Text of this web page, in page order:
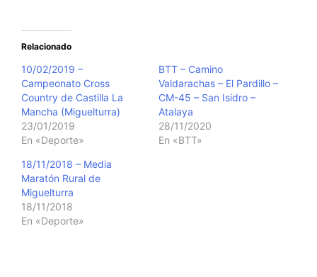
Relacionado
10/02/2019 –
Campeonato Cross
Country de Castilla La
Mancha (Miguelturra)
23/01/2019
En «Deporte»
BTT – Camino
Valdarachas – El Pardillo –
CM-45 – San Isidro –
Atalaya
28/11/2020
En «BTT»
18/11/2018 – Media
Maratón Rural de
Miguelturra
18/11/2018
En «Deporte»